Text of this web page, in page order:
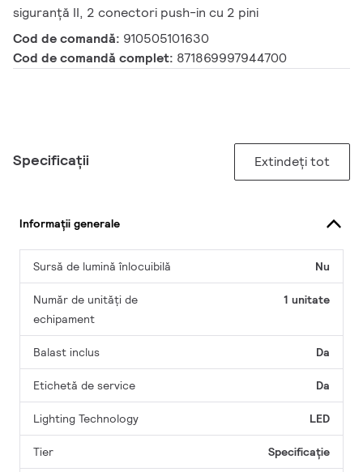
siguranță II, 2 conectori push-in cu 2 pini
Cod de comandă: 910505101630
Cod de comandă complet: 871869997944700
Specificații Extindeți tot
Informații generale
Sursă de lumină înlocuibilă Nu
Număr de unități de
echipament
1 unitate
Balast inclus Da
Etichetă de service Da
Lighting Technology LED
Tier Specificație